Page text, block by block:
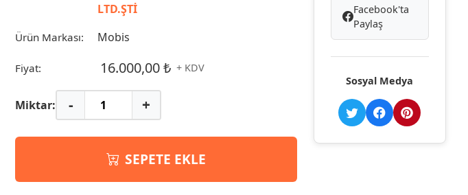
LTD.ŞTİ
Ürün Markası: Mobis
Fiyat: 16.000,00 ₺ + KDV
Miktar: - +
SEPETE EKLE
Facebook'ta
Paylaş
Sosyal Medya